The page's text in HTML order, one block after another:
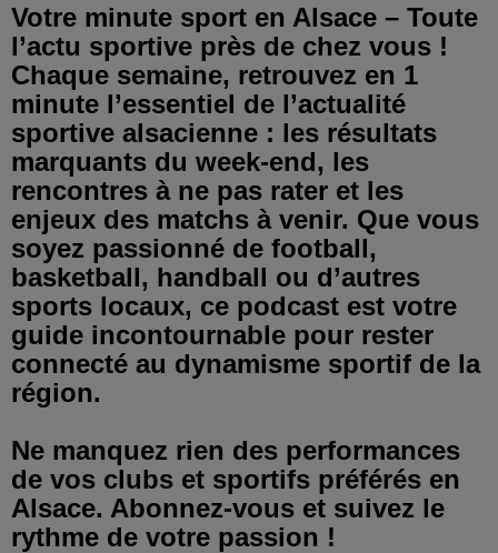
Votre minute sport en Alsace – Toute
l’actu sportive près de chez vous !
Chaque semaine, retrouvez en 1
minute l’essentiel de l’actualité
sportive alsacienne : les résultats
marquants du week-end, les
rencontres à ne pas rater et les
enjeux des matchs à venir. Que vous
soyez passionné de football,
basketball, handball ou d’autres
sports locaux, ce podcast est votre
guide incontournable pour rester
connecté au dynamisme sportif de la
région.
Ne manquez rien des performances
de vos clubs et sportifs préférés en
Alsace. Abonnez-vous et suivez le
rythme de votre passion !